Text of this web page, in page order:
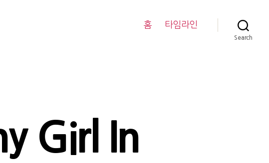
홈 타임라인
Search
Girl In